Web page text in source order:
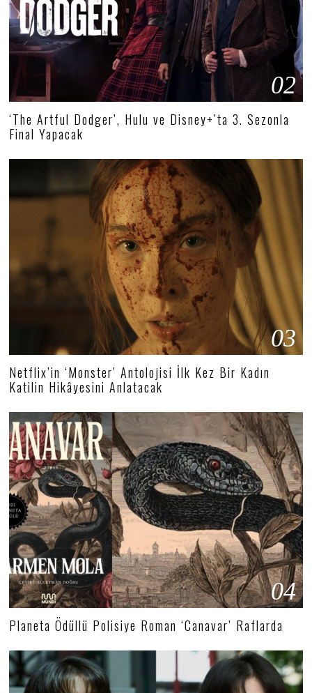
02
‘The Artful Dodger’, Hulu ve Disney+’ta 3. Sezonla
Final Yapacak
03
Netflix’in ‘Monster’ Antolojisi İlk Kez Bir Kadın
Katilin Hikâyesini Anlatacak
04
Planeta Ödüllü Polisiye Roman ‘Canavar’ Raflarda